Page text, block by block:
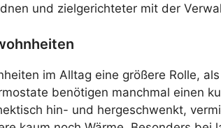
und zielgerichteter mit der
im Alltag eine größere Rolle,
benötigen manchmal einen
hin- und hergeschwenkt,